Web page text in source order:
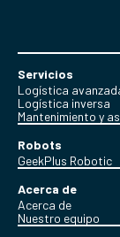
Servicios
Logística
Logística inversa
Mantenimiento y
Robots
GeekPlus Robotic
Acerca de
Acerca de
Nuestro equipo